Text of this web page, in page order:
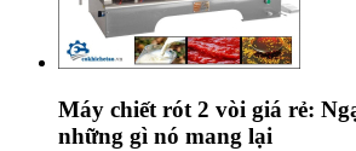
Máy chiết rót 2 vòi giá rẻ:
những gì nó mang lại